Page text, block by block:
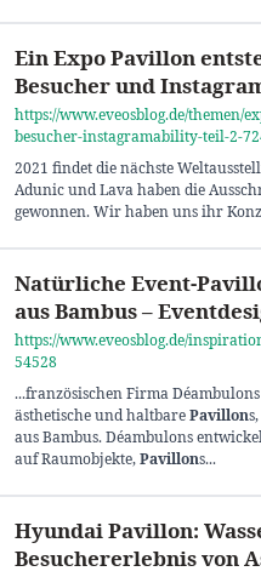
Ein Expo Pavillon
Besucher und
https://www.eveosblog.de/themen/
besucher-instagramability-teil-2-
2021 findet die nächste
Adunic und Lava haben die
gewonnen. Wir haben uns ihr
Natürliche Event-
aus Bambus –
https://www.eveosblog.de/
54528
...französischen Firma
ästhetische und haltbarePavillon
aus Bambus. Déambulons
auf Raumobjekte,Pavillons...
Hyundai Pavillon:
Besuchererlebnis von